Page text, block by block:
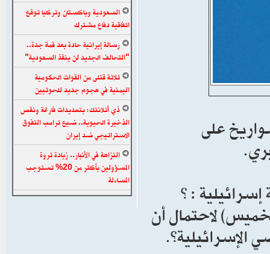
على
: ”
لاحتمال أن
الإسرائيلية”.
السعودية وباكستان وتركيا توقع
اتفاقية دفاع مشترك
رسالة إيرانية حادة بعد قمة جدة..
"التحالف الجديد لن ينقذ السعودية"
ثلاثة قتلى من القوات الحكومية
اليمنية في هجوم جديد للحوثيين
ذي أتلانتك: بتهديدات فارغة ونقص
الذخيرة الحيوية.. ضيع ترامب التفوق
الاستراتيجي ضد إيران
النزاهة في الأنبار.. زيادة ثروة
المسؤولين بأكثر من 20% تستوجب
المساءلة